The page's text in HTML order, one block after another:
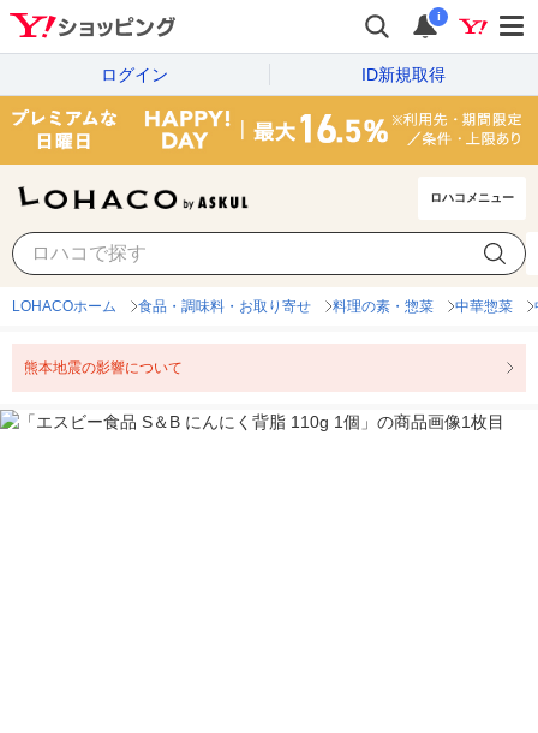
i
ログイン ID新規取得
ロハコメニュー
LOHACOホーム 食品・調味料・お取り寄せ 料理の素・惣菜 中華惣菜
熊本地震の影響について